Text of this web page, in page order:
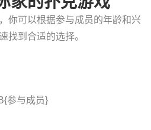
你可以根据参与成员的年龄和兴
找到合适的选择。
参与成员}